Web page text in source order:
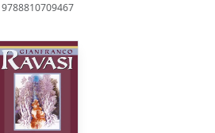
9788810709467